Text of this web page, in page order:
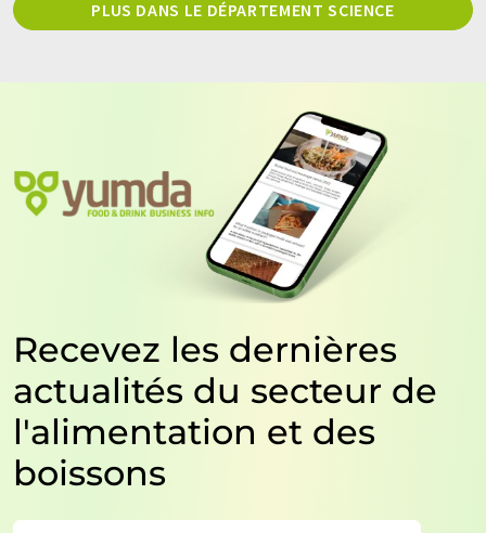
PLUS DANS LE DÉPARTEMENT SCIENCE
Recevez les dernières
actualités du secteur de
l'alimentation et des
boissons